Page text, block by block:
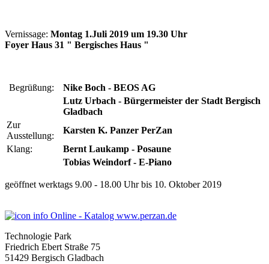
Vernissage: Montag 1.Juli 2019 um 19.30 Uhr
Foyer Haus 31 " Bergisches Haus "
Begrüßung:
Nike Boch - BEOS AG
Lutz Urbach - Bürgermeister der Stadt Bergisch
Gladbach
Zur
Ausstellung:
Karsten K. Panzer PerZan
Klang:
Bernt Laukamp - Posaune
Tobias Weindorf - E-Piano
geöffnet werktags 9.00 - 18.00 Uhr bis 10. Oktober 2019
Online - Katalog www.perzan.de
Technologie Park
Friedrich Ebert Straße 75
51429 Bergisch Gladbach